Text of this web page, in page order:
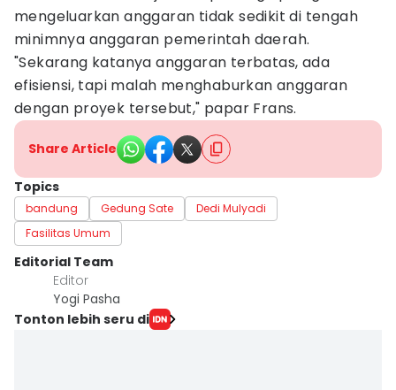
mengeluarkan anggaran tidak sedikit di tengah
minimnya anggaran pemerintah daerah.
"Sekarang katanya anggaran terbatas, ada
efisiensi, tapi malah menghaburkan anggaran
dengan proyek tersebut," papar Frans.
Share Article
Topics
bandung Gedung Sate
Dedi Mulyadi
Fasilitas Umum
Editorial Team
Editor
Yogi Pasha
Tonton lebih seru di